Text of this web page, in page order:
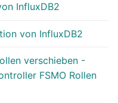
InfluxDB2
von InfluxDB2
verschieben -
FSMO Rollen